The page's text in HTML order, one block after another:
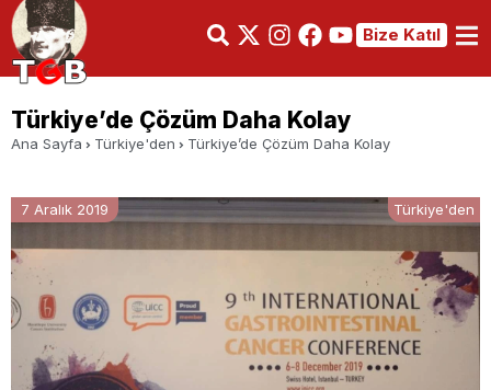
Bize Katıl
Türkiye’de Çözüm Daha Kolay
Ana Sayfa Türkiye'den Türkiye’de Çözüm Daha Kolay
7 Aralık 2019 Türkiye'den